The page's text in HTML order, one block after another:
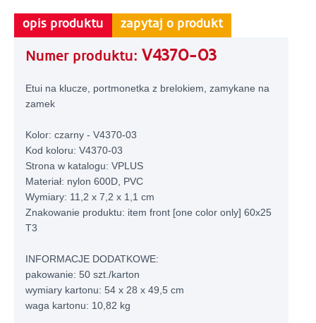
opis produktu zapytaj o produkt
Numer produktu: V4370-03
Etui na klucze, portmonetka z brelokiem, zamykane na
zamek
Kolor: czarny - V4370-03
Kod koloru: V4370-03
Strona w katalogu: VPLUS
Materiał: nylon 600D, PVC
Wymiary: 11,2 x 7,2 x 1,1 cm
Znakowanie produktu: item front [one color only] 60x25
T3
INFORMACJE DODATKOWE:
pakowanie: 50 szt./karton
wymiary kartonu: 54 x 28 x 49,5 cm
waga kartonu: 10,82 kg